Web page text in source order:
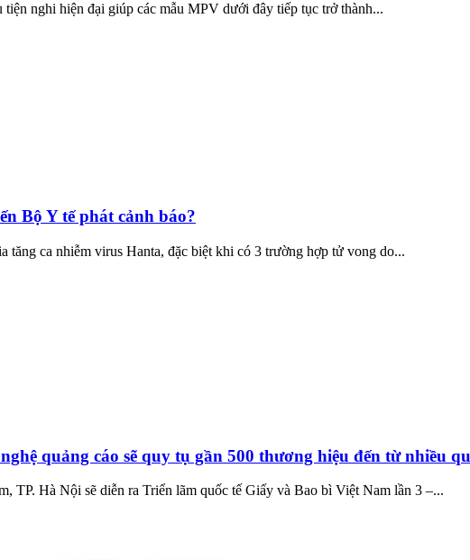
nghi hiện đại giúp các mẫu MPV dưới đây tiếp tục trở thành...
Bộ Y tế phát cảnh báo?
tăng ca nhiễm virus Hanta, đặc biệt khi có 3 trường hợp tử vong do...
quảng cáo sẽ quy tụ gần 500 thương hiệu đến từ nhiều
TP. Hà Nội sẽ diễn ra Triển lãm quốc tế Giấy và Bao bì Việt Nam lần 3 –...